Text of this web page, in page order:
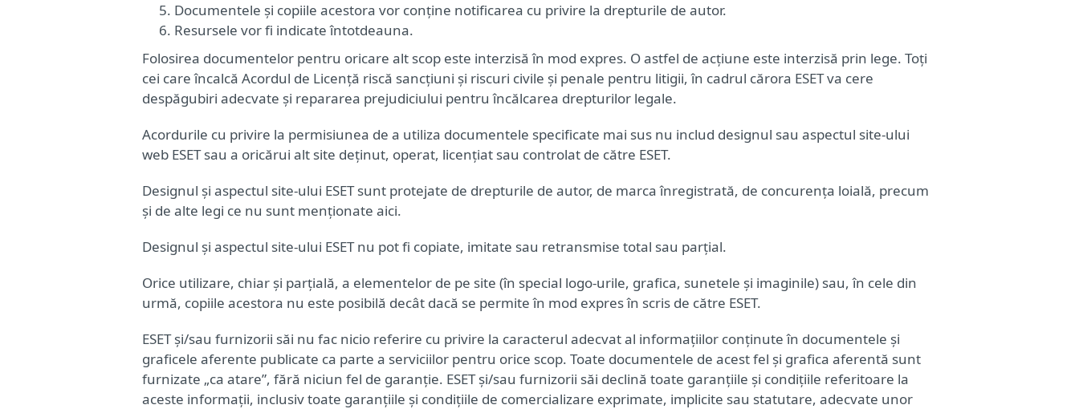
Documentele și copiile acestora vor conține notificarea cu privire la drepturile de autor.
Resursele vor fi indicate întotdeauna.
Folosirea documentelor pentru oricare alt scop este interzisă în mod expres. O astfel de acțiune este interzisă prin lege. Toți
cei care încalcă Acordul de Licență riscă sancțiuni și riscuri civile și penale pentru litigii, în cadrul cărora ESET va cere
despăgubiri adecvate și repararea prejudiciului pentru încălcarea drepturilor legale.
Acordurile cu privire la permisiunea de a utiliza documentele specificate mai sus nu includ designul sau aspectul site-ului
web ESET sau a oricărui alt site deținut, operat, licențiat sau controlat de către ESET.
Designul și aspectul site-ului ESET sunt protejate de drepturile de autor, de marca înregistrată, de concurența loială, precum
și de alte legi ce nu sunt menționate aici.
Designul și aspectul site-ului ESET nu pot fi copiate, imitate sau retransmise total sau parțial.
Orice utilizare, chiar și parțială, a elementelor de pe site (în special logo-urile, grafica, sunetele și imaginile) sau, în cele din
urmă, copiile acestora nu este posibilă decât dacă se permite în mod expres în scris de către ESET.
ESET și/sau furnizorii săi nu fac nicio referire cu privire la caracterul adecvat al informațiilor conținute în documentele și
graficele aferente publicate ca parte a serviciilor pentru orice scop. Toate documentele de acest fel și grafica aferentă sunt
furnizate „ca atare”, fără niciun fel de garanție. ESET și/sau furnizorii săi declină toate garanțiile și condițiile referitoare la
aceste informații, inclusiv toate garanțiile și condițiile de comercializare exprimate, implicite sau statutare, adecvate unor